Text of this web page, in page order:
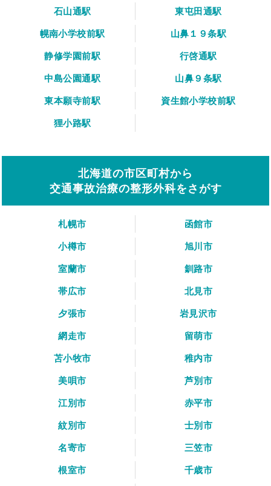
石山通駅
東屯田通駅
幌南小学校前駅
山鼻１９条駅
静修学園前駅
行啓通駅
中島公園通駅
山鼻９条駅
東本願寺前駅
資生館小学校前駅
狸小路駅
北海道の市区町村から
交通事故治療の整形外科をさがす
札幌市
函館市
小樽市
旭川市
室蘭市
釧路市
帯広市
北見市
夕張市
岩見沢市
網走市
留萌市
苫小牧市
稚内市
美唄市
芦別市
江別市
赤平市
紋別市
士別市
名寄市
三笠市
根室市
千歳市